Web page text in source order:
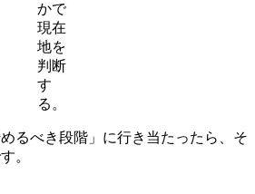
かで
現在
地を
判断
す
る。
るべき段階」に行き当たったら、そ
。